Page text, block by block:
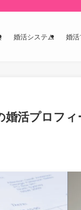
婚活システム 婚
活プロフ